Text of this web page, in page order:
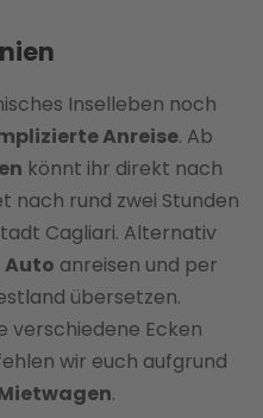
Inselleben noch
Anreise. Ab
könnt ihr direkt nach
nach rund zwei Stunden
Cagliari. Alternativ
Auto anreisen und per
übersetzen.
verschiedene Ecken
wir euch aufgrund
.